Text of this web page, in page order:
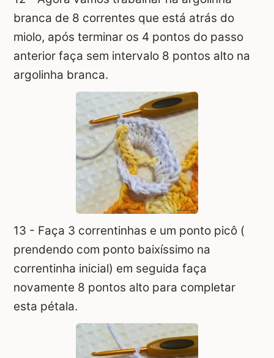
branca de 8 correntes que está atrás do
miolo, após terminar os 4 pontos do passo
anterior faça sem intervalo 8 pontos alto na
argolinha branca.
13 - Faça 3 correntinhas e um ponto picô (
prendendo com ponto baixíssimo na
correntinha inicial) em seguida faça
novamente 8 pontos alto para completar
esta pétala.